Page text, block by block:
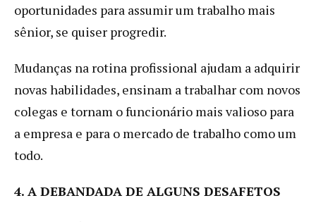
oportunidades para assumir um trabalho mais
sênior, se quiser progredir.
Mudanças na rotina profissional ajudam a adquirir
novas habilidades, ensinam a trabalhar com novos
colegas e tornam o funcionário mais valioso para
a empresa e para o mercado de trabalho como um
todo.
4. A DEBANDADA DE ALGUNS DESAFETOS